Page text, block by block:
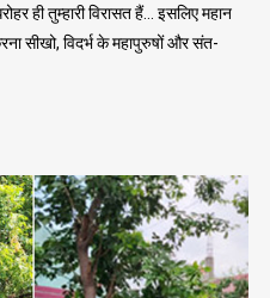
ही तुम्हारी विरासत हैं… इसलिए महान
सीखो, विदर्भ के महापुरुषों और संत-